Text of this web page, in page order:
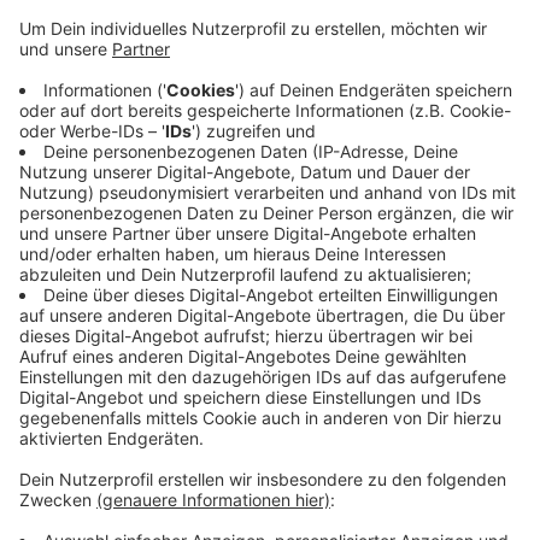
Wegen der vielen Termine bittet der Kreis, dass die
Menschen, die ihren Impftermin haben, nicht viel
früher kommen sollen. Staus an der Anmeldung
und zu große Personengruppen sollen vermieden
werden. Es sei ausreichend 15-20 Minuten vor dem
Impftermin in Marmagen zu erscheinen, darauf
weist der Kreis noch mal hin. Und: Es gehe kein
Termin verloren, jeder bekomme seinen Termin wie
vereinbart.
Veröffentlicht:Montag, 01.03.2021 09:00
Anzeige